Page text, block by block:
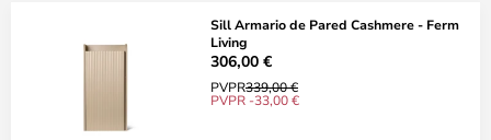
Sill Armario de Pared Cashmere - Ferm
Living
306,00 €
PVPR339,00 €
PVPR -33,00 €